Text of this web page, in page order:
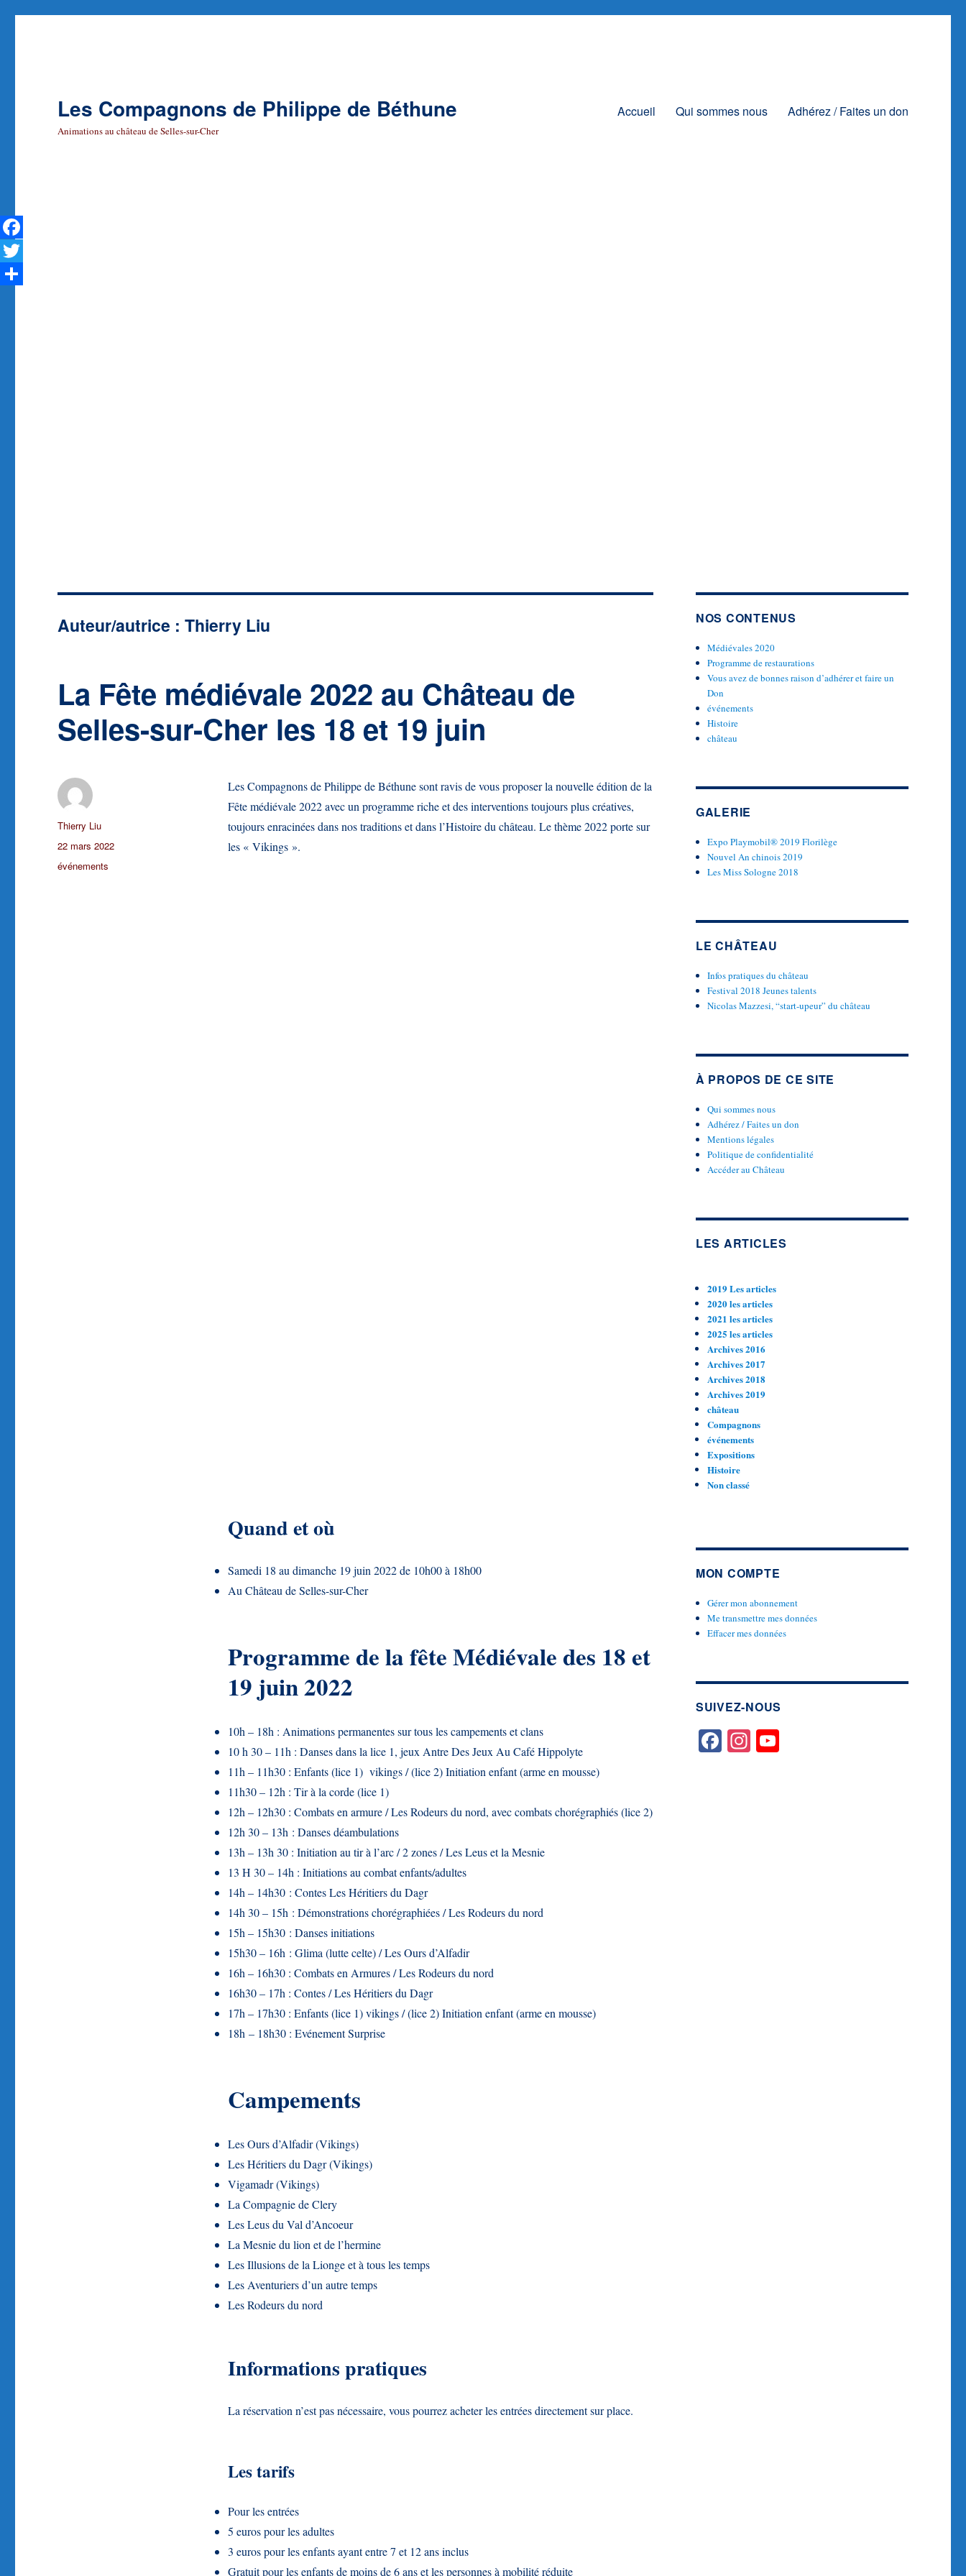
Les Compagnons de Philippe de Béthune
Animations au château de Selles-sur-Cher
Accueil Qui sommes nous Adhérez / Faites un don
Auteur/autrice :Thierry Liu
La Fête médiévale 2022 au Château de
Selles-sur-Cher les 18 et 19 juin
Les Compagnons de Philippe de Béthune sont ravis de vous proposer la nouvelle édition de la
Fête médiévale 2022 avec un programme riche et des interventions toujours plus créatives,
toujours enracinées dans nos traditions et dans l’Histoire du château. Le thème 2022 porte sur
les « Vikings ».
Quand et où
Samedi 18 au dimanche 19 juin 2022 de 10h00 à 18h00
Au Château de Selles-sur-Cher
Programme de la fête Médiévale des 18 et
19 juin 2022
10h – 18h : Animations permanentes sur tous les campements et clans
10 h 30 – 11h : Danses dans la lice 1, jeux Antre Des Jeux Au Café Hippolyte
11h – 11h30 : Enfants (lice 1) vikings / (lice 2) Initiation enfant (arme en mousse)
11h30 – 12h : Tir à la corde (lice 1)
12h – 12h30 : Combats en armure / Les Rodeurs du nord, avec combats chorégraphiés (lice 2)
12h 30 – 13h : Danses déambulations
13h – 13h 30 : Initiation au tir à l’arc / 2 zones / Les Leus et la Mesnie
13 H 30 – 14h : Initiations au combat enfants/adultes
14h – 14h30 : Contes Les Héritiers du Dagr
14h 30 – 15h : Démonstrations chorégraphiées / Les Rodeurs du nord
15h – 15h30 : Danses initiations
15h30 – 16h : Glima (lutte celte) / Les Ours d’Alfadir
16h – 16h30 : Combats en Armures / Les Rodeurs du nord
16h30 – 17h : Contes / Les Héritiers du Dagr
17h – 17h30 : Enfants (lice 1) vikings / (lice 2) Initiation enfant (arme en mousse)
18h – 18h30 : Evénement Surprise
Campements
Les Ours d’Alfadir (Vikings)
Les Héritiers du Dagr (Vikings)
Vigamadr (Vikings)
La Compagnie de Clery
Les Leus du Val d’Ancoeur
La Mesnie du lion et de l’hermine
Les Illusions de la Lionge et à tous les temps
Les Aventuriers d’un autre temps
Les Rodeurs du nord
Informations pratiques
La réservation n’est pas nécessaire, vous pourrez acheter les entrées directement sur place.
Les tarifs
Pour les entrées
5 euros pour les adultes
3 euros pour les enfants ayant entre 7 et 12 ans inclus
Gratuit pour les enfants de moins de 6 ans et les personnes à mobilité réduite
Auteur
Thierry Liu
Publié
le
22 mars 2022
Catégories
événements
NOS CONTENUS
Médiévales 2020
Programme de restaurations
Vous avez de bonnes raison d’adhérer et faire un
Don
événements
Histoire
château
GALERIE
Expo Playmobil® 2019 Florilège
Nouvel An chinois 2019
Les Miss Sologne 2018
LE CHÂTEAU
Infos pratiques du château
Festival 2018 Jeunes talents
Nicolas Mazzesi, “start-upeur” du château
À PROPOS DE CE SITE
Qui sommes nous
Adhérez / Faites un don
Mentions légales
Politique de confidentialité
Accéder au Château
LES ARTICLES
2019 Les articles
2020 les articles
2021 les articles
2025 les articles
Archives 2016
Archives 2017
Archives 2018
Archives 2019
château
Compagnons
événements
Expositions
Histoire
Non classé
MON COMPTE
Gérer mon abonnement
Me transmettre mes données
Effacer mes données
SUIVEZ-NOUS